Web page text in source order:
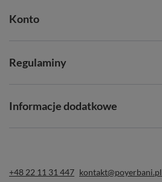
Konto
Regulaminy
Informacje dodatkowe
+48 22 11 31 447 kontakt@poyerbani.pl